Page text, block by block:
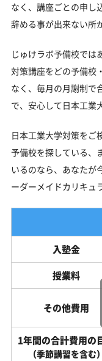
なく、講座ごとの申し
辞める事が出来ない所
じゅけラボ予備校では
対策講座をどの予備校
なく、毎月の月謝制で
で、安心して日本工業
日本工業大学対策をご
予備校を探している、
いるのなら、あなたが
ーダーメイドカリキュ
入塾金
授業料
その他費用
1年間の合計費用の
（季節講習を含む）